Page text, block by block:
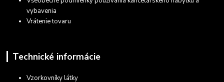
vybavenia
Vrátenie tovaru
Technické informácie
Vzorkovníky látky